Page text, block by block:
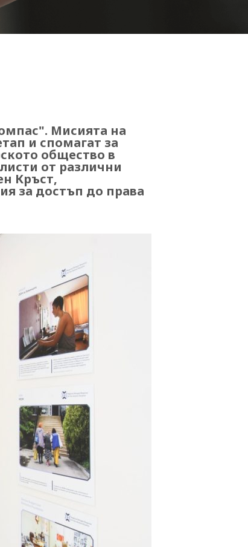
Мисията на
и спомагат за
общество в
от различни
Кръст,
за достъп до права